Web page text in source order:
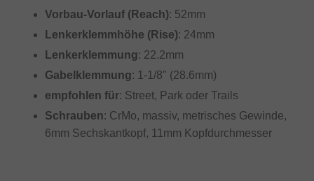
Vorbau-Vorlauf (Reach): 52mm
Lenkerklemmhöhe (Rise): 24mm
Lenkerklemmung: 22.2mm
Gabelklemmung: 1-1/8" (28.6mm)
empfohlen für: Street, Park oder Trails
Schrauben: CrMo, massiv, metrisches Gewinde,
6mm Sechskantkopf, 11mm Kopfdurchmesser